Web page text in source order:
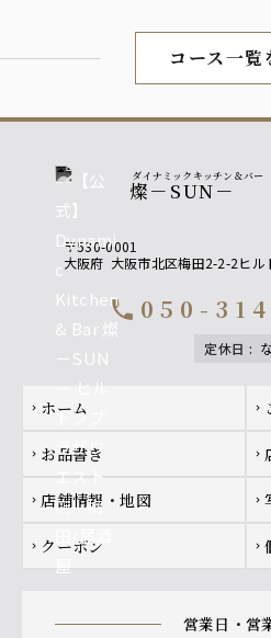
コース一覧
ダイナミックキッチン＆バー
燦－SUN－
〒530-0001
大阪府 大阪市北区梅田2-2-2ヒル
call 050-
定休日 :
Footer navigation
chevron_right ホーム chevron_right
chevron_right お品書き chevron_right
chevron_right 店舗情報・地図 chevron_right
chevron_right クーポン chevron_right
営業日・営